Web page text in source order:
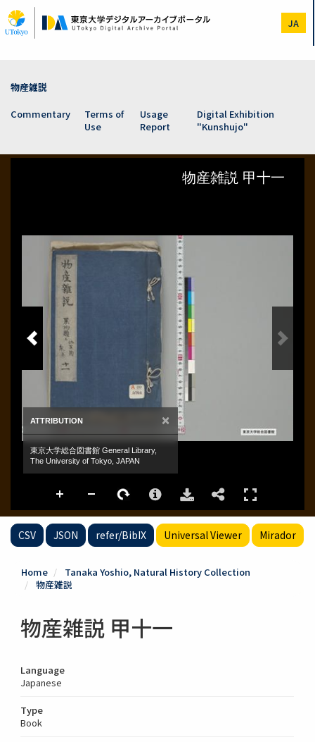
to
main
JA
物産雑説
Commentary
Terms of
Use
Usage
Report
Digital Exhibition
"Kunshujo"
CSV JSON refer/BibIX Universal Viewer Mirador
Home
Tanaka Yoshio, Natural History Collection
物産雑説
物産雑説 甲十一
Language
Japanese
Type
Book